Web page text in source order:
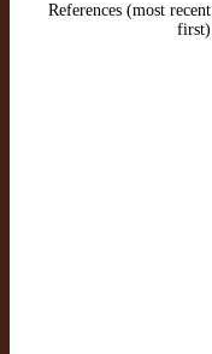
References (most recent
first)